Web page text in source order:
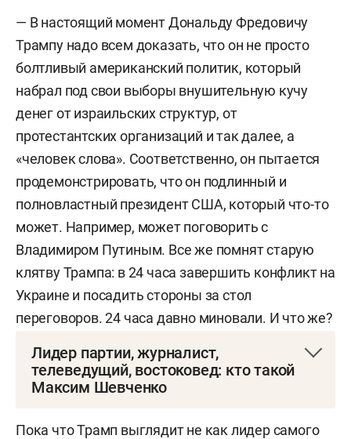
— В настоящий момент Дональду Фредовичу
Трампу надо всем доказать, что он не просто
болтливый американский политик, который
набрал под свои выборы внушительную кучу
денег от израильских структур, от
протестантских организаций и так далее, а
«человек слова». Соответственно, он пытается
продемонстрировать, что он подлинный и
полновластный президент США, который что-то
может. Например, может поговорить с
Владимиром Путиным. Все же помнят старую
клятву Трампа: в 24 часа завершить конфликт на
Украине и посадить стороны за стол
переговоров. 24 часа давно миновали. И что же?
Лидер партии, журналист,
телеведущий, востоковед: кто такой
Максим Шевченко
Пока что Трамп выглядит не как лидер самого